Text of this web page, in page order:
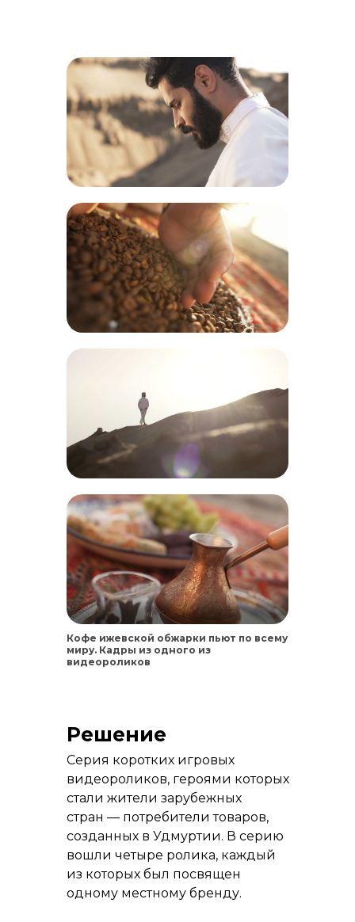
Кофе ижевской обжарки пьют по всему
миру. Кадры из одного из
видеороликов
Серия коротких игровых
видеороликов, героями которых
стали жители зарубежных
стран — потребители товаров,
созданных в Удмуртии. В серию
вошли четыре ролика, каждый
из которых был посвящен
одному местному бренду.
Решение